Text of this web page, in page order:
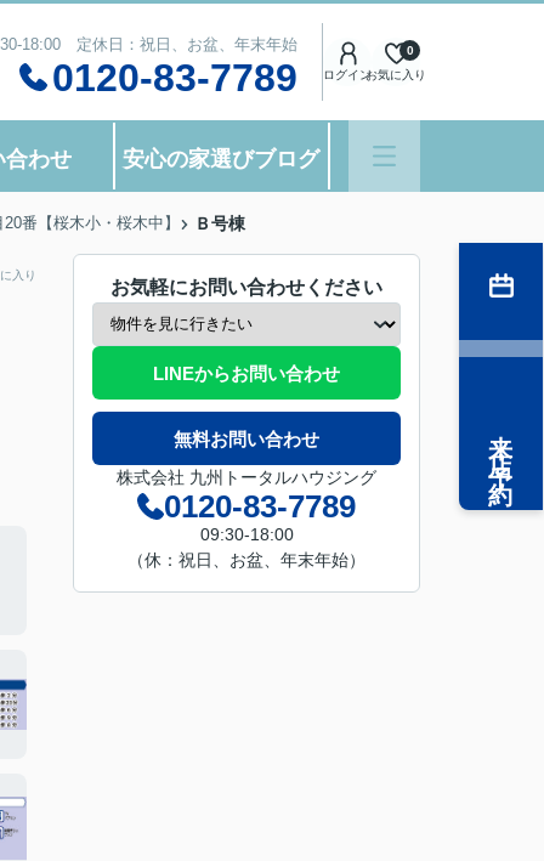
18:00 定休日：祝日、お盆、年末年始
0120-83-7789 ログインお気に入り
0
合わせ 安心の家選びブログ
番【桜木小・桜木中】 Ｂ号棟
入り
お気軽にお問い合わせください
LINEからお問い合わせ
無料お問い合わせ
株式会社 九州トータルハウジング
0120-83-7789
09:30-18:00
（休：祝日、お盆、年末年始）
来店予約